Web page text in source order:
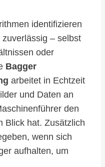
identifizieren
– selbst
oder
Bagger
arbeitet in Echtzeit
und Daten an
den
Blick hat. Zusätzlich
wenn sich
aufhalten, um